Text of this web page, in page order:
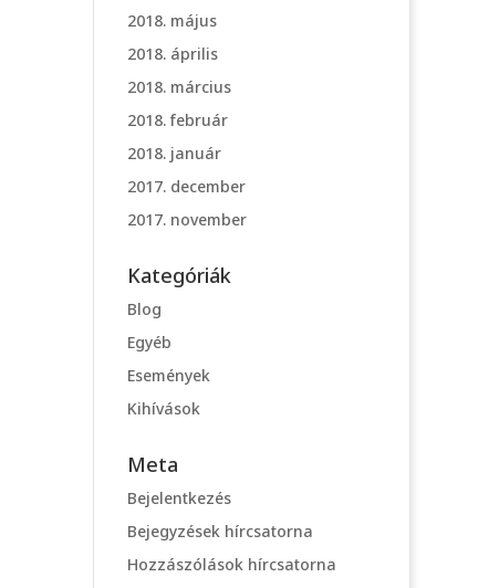
2018. május
2018. április
2018. március
2018. február
2018. január
2017. december
2017. november
Kategóriák
Blog
Egyéb
Események
Kihívások
Meta
Bejelentkezés
Bejegyzések hírcsatorna
Hozzászólások hírcsatorna